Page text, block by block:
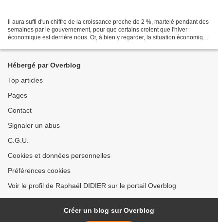
Il aura suffi d'un chiffre de la croissance proche de 2 %, martelé pendant des
semaines par le gouvernement, pour que certains croient que l'hiver
économique est derrière nous. Or, à bien y regarder, la situation économique
Hébergé par Overblog
Top articles
Pages
Contact
Signaler un abus
C.G.U.
Cookies et données personnelles
Préférences cookies
Voir le profil de Raphaël DIDIER sur le portail Overblog
Créer un blog sur Overblog